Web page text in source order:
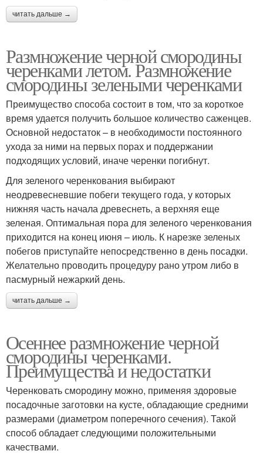
читать дальше →
Размножение черной смородины
черенками летом. Размножение
смородины зелеными черенками
Преимущество способа состоит в том, что за короткое
время удается получить большое количество саженцев.
Основной недостаток – в необходимости постоянного
ухода за ними на первых порах и поддержании
подходящих условий, иначе черенки погибнут.
Для зеленого черенкования выбирают
неодревесневшие побеги текущего года, у которых
нижняя часть начала древеснеть, а верхняя еще
зеленая. Оптимальная пора для зеленого черенкования
приходится на конец июня – июль. К нарезке зеленых
побегов приступайте непосредственно в день посадки.
Желательно проводить процедуру рано утром либо в
пасмурный нежаркий день.
читать дальше →
Осеннее размножение черной
смородины черенками.
Преимущества и недостатки
Черенковать смородину можно, применяя здоровые
посадочные заготовки на кусте, обладающие средними
размерами (диаметром поперечного сечения). Такой
способ обладает следующими положительными
качествами.